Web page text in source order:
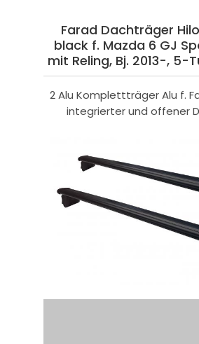
Farad Dachträger
black f. Mazda 6 GJ
mit Reling, Bj. 2013-, 5-
2 Alu Komplettträger Alu f.
integrierter und offener